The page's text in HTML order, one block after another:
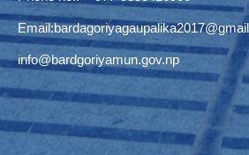
Email:
info@bardgoriyamun.gov.np